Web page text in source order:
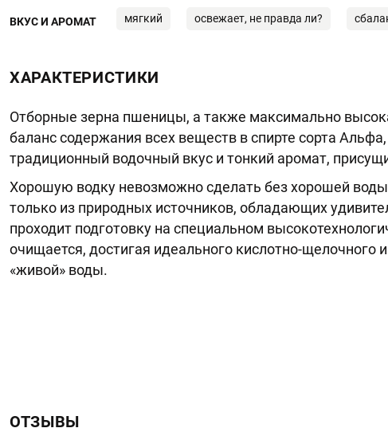
ВКУС И АРОМАТ мягкий освежает, не правда ли?
ХАРАКТЕРИСТИКИ
Отборные зерна пшеницы, а также максимально
баланс содержания всех веществ в спирте сорта
традиционный водочный вкус и тонкий аромат,
Хорошую водку невозможно сделать без хорошей
только из природных источников, обладающих
проходит подготовку на специальном
очищается, достигая идеального кислотно-щелочного
«живой» воды.
ОТЗЫВЫ